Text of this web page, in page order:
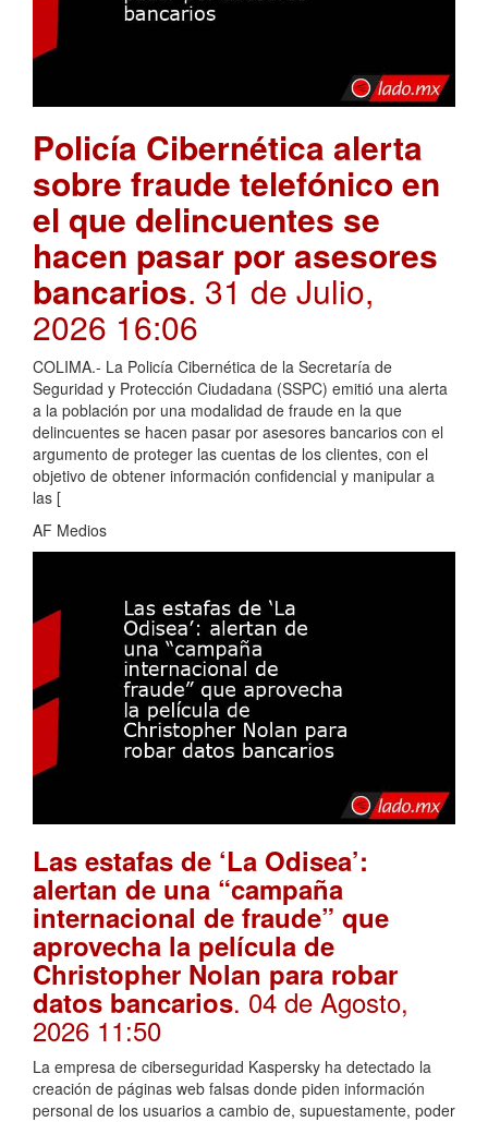
Policía Cibernética alerta
sobre fraude telefónico en
el que delincuentes se
hacen pasar por asesores
bancarios. 31 de Julio,
2026 16:06
COLIMA.- La Policía Cibernética de la Secretaría de
Seguridad y Protección Ciudadana (SSPC) emitió una alerta
a la población por una modalidad de fraude en la que
delincuentes se hacen pasar por asesores bancarios con el
argumento de proteger las cuentas de los clientes, con el
objetivo de obtener información confidencial y manipular a
las [
AF Medios
Las estafas de ‘La Odisea’:
alertan de una “campaña
internacional de fraude” que
aprovecha la película de
Christopher Nolan para robar
datos bancarios. 04 de Agosto,
2026 11:50
La empresa de ciberseguridad Kaspersky ha detectado la
creación de páginas web falsas donde piden información
personal de los usuarios a cambio de, supuestamente, poder